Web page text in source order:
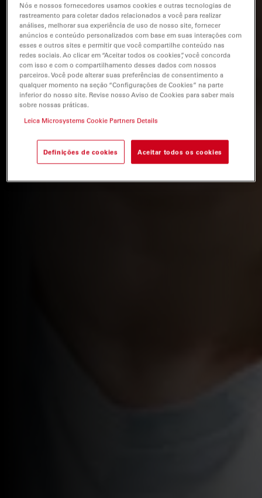
Nós e nossos fornecedores usamos cookies e outras tecnologias de
rastreamento para coletar dados relacionados a você para realizar
análises, melhorar sua experiência de uso de nosso site, fornecer
anúncios e conteúdo personalizados com base em suas interações com
esses e outros sites e permitir que você compartilhe conteúdo nas
redes sociais. Ao clicar em “Aceitar todos os cookies”, você concorda
com isso e com o compartilhamento desses dados com nossos
parceiros. Você pode alterar suas preferências de consentimento a
qualquer momento na seção “Configurações de Cookies” na parte
inferior do nosso site. Revise nosso Aviso de Cookies para saber mais
sobre nossas práticas.
Leica Microsystems Cookie Partners Details
Definições de cookies Aceitar todos os cookies